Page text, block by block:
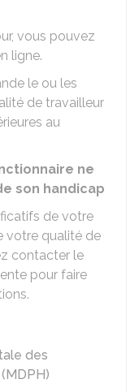
vous pouvez
ligne.
le ou les
de travailleur
au
ne
son handicap
de votre
votre qualité de
contacter le
pour faire
des